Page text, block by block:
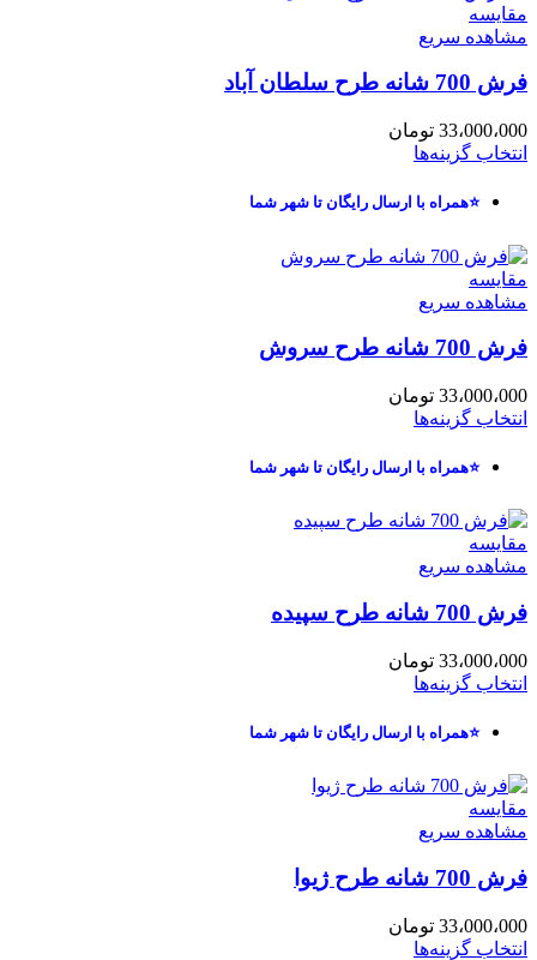
مقایسه
مشاهده سریع
فرش 700 شانه طرح سلطان آباد
33،000،000 تومان
انتخاب گزینه‌ها
⭐همراه با ارسال رایگان تا شهر شما
مقایسه
مشاهده سریع
فرش 700 شانه طرح سروش
33،000،000 تومان
انتخاب گزینه‌ها
⭐همراه با ارسال رایگان تا شهر شما
مقایسه
مشاهده سریع
فرش 700 شانه طرح سپیده
33،000،000 تومان
انتخاب گزینه‌ها
⭐همراه با ارسال رایگان تا شهر شما
مقایسه
مشاهده سریع
فرش 700 شانه طرح ژیوا
33،000،000 تومان
انتخاب گزینه‌ها